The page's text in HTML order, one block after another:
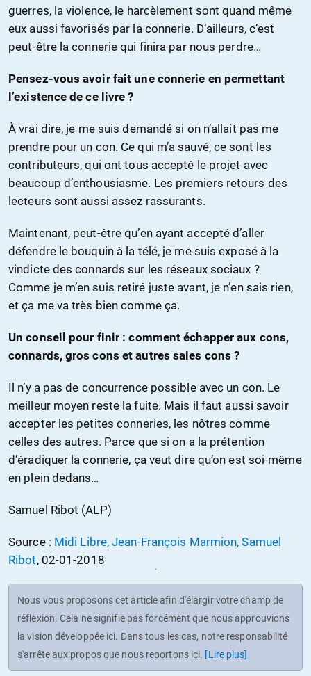
guerres, la violence, le harcèlement sont quand même
eux aussi favorisés par la connerie. D’ailleurs, c’est
peut-être la connerie qui finira par nous perdre…
Pensez-vous avoir fait une connerie en permettant
l’existence de ce livre ?
À vrai dire, je me suis demandé si on n’allait pas me
prendre pour un con. Ce qui m’a sauvé, ce sont les
contributeurs, qui ont tous accepté le projet avec
beaucoup d’enthousiasme. Les premiers retours des
lecteurs sont aussi assez rassurants.
Maintenant, peut-être qu’en ayant accepté d’aller
défendre le bouquin à la télé, je me suis exposé à la
vindicte des connards sur les réseaux sociaux ?
Comme je m’en suis retiré juste avant, je n’en sais rien,
et ça me va très bien comme ça.
Un conseil pour finir : comment échapper aux cons,
connards, gros cons et autres sales cons ?
Il n’y a pas de concurrence possible avec un con. Le
meilleur moyen reste la fuite. Mais il faut aussi savoir
accepter les petites conneries, les nôtres comme
celles des autres. Parce que si on a la prétention
d’éradiquer la connerie, ça veut dire qu’on est soi-même
en plein dedans…
Samuel Ribot (ALP)
Source : Midi Libre, Jean-François Marmion, Samuel
Ribot, 02-01-2018
Nous vous proposons cet article afin d'élargir votre champ de
réflexion. Cela ne signifie pas forcément que nous approuvions
la vision développée ici. Dans tous les cas, notre responsabilité
s'arrête aux propos que nous reportons ici. [Lire plus]